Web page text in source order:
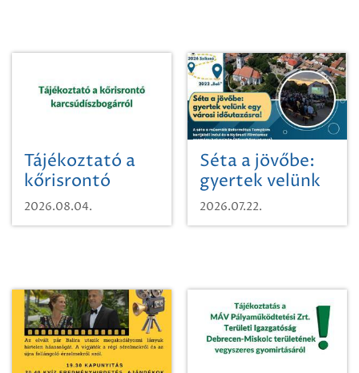
Tájékoztató a
kőrisrontó
karcsúdíszbogárról
2026.08.04.
Séta a jövőbe:
gyertek velünk
egy városi
időutazásra!
2026.07.22.